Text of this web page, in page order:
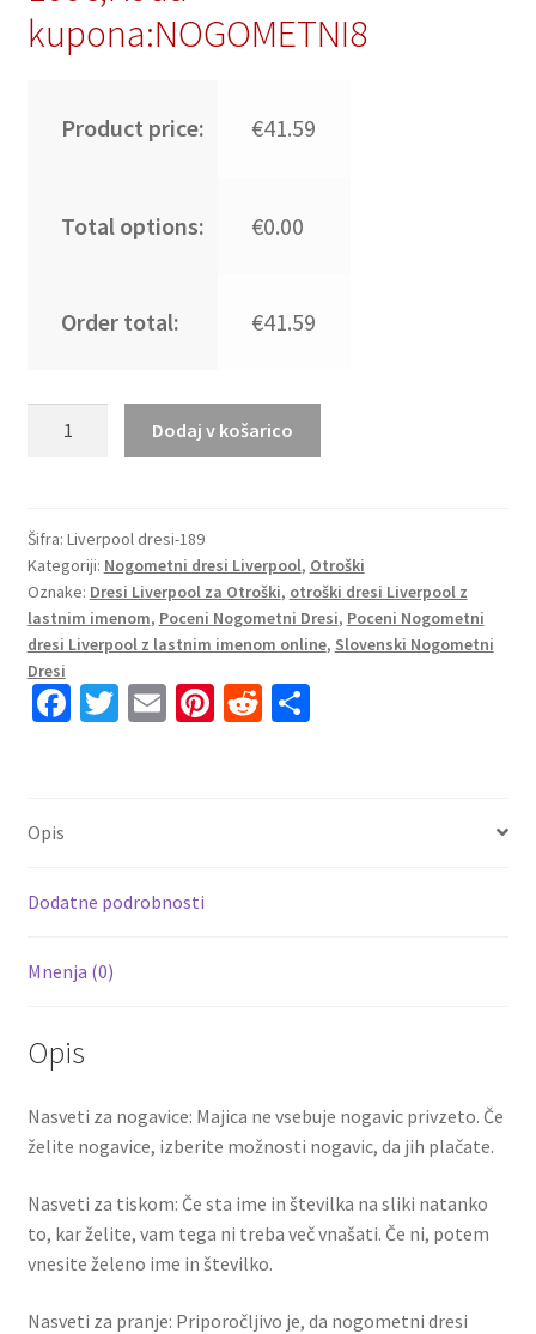
kupona:NOGOMETNI8
Product price: €41.59
Total options: €0.00
Order total: €41.59
otroke
Liverpool
Vratar
2025-
26
količina
Dodaj v košarico
Šifra: Liverpool dresi-189
Kategoriji: Nogometni dresi Liverpool, Otroški
Oznake: Dresi Liverpool za Otroški, otroški dresi Liverpool z
lastnim imenom, Poceni Nogometni Dresi, Poceni Nogometni
dresi Liverpool z lastnim imenom online, Slovenski Nogometni
Dresi
Fa
k
T E Pi R S
Opis
Dodatne podrobnosti
Mnenja (0)
Opis
Nasveti za nogavice: Majica ne vsebuje nogavic privzeto. Če
želite nogavice, izberite možnosti nogavic, da jih plačate.
Nasveti za tiskom: Če sta ime in številka na sliki natanko
to, kar želite, vam tega ni treba več vnašati. Če ni, potem
vnesite želeno ime in številko.
Nasveti za pranje: Priporočljivo je, da nogometni dresi